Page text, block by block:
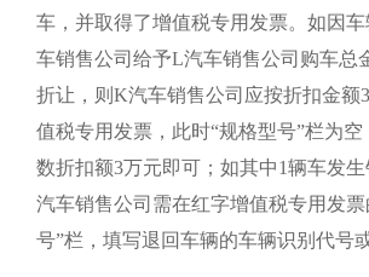
车，并取得了增值税专用发票。如因
车销售公司给予L汽车销售公司购车总
折让，则K汽车销售公司应按折扣金额
值税专用发票，此时“规格型号”栏为空
数折扣额3万元即可；如其中1辆车发
汽车销售公司需在红字增值税专用发票
号”栏，填写退回车辆的车辆识别代号